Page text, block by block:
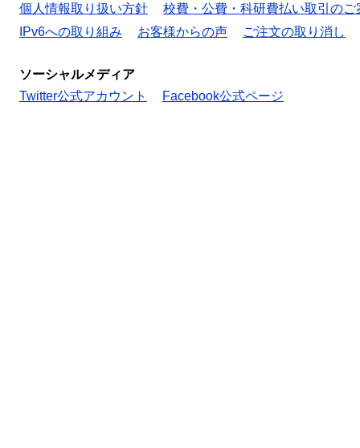
個人情報取り扱い方針
校費・公費・科研費払い取引のご
IPv6への取り組み
お客様からの声 ご注文の取り消し
ソーシャルメディア
Twitter公式アカウント
Facebook公式ページ